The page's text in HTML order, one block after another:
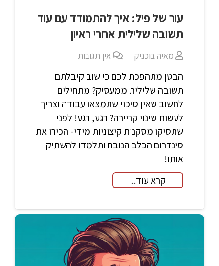
עור של פיל: איך להתמודד עם עוד
תשובה שלילית אחרי ראיון
מאיה בוכניק אין תגובות
הבטן מתהפכת לכם כי שוב קיבלתם
תשובה שלילית ממעסיק? מתחילים
לחשוב שאין סיכוי שתמצאו עבודה וצריך
לעשות שינוי קריירה? רגע, רגע! לפני
שתסיקו מסקנות קיצוניות מידי- הכירו את
סינדרום הכלב הנובח ותלמדו להשתיק
אותו!
קרא עוד...